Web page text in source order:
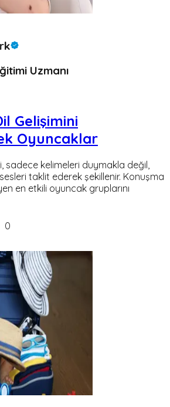
Uzmanı
Gelişimini
Oyuncaklar
sadece kelimeleri duymakla değil,
taklit ederek şekillenir. Konuşma
en etkili oyuncak gruplarını
0